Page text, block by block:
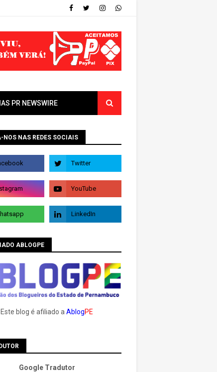
PR NEWSWIRE
NAS REDES SOCIAIS
ABLOGPE
Este blog é afiliado a AblogPE
Google Tradutor